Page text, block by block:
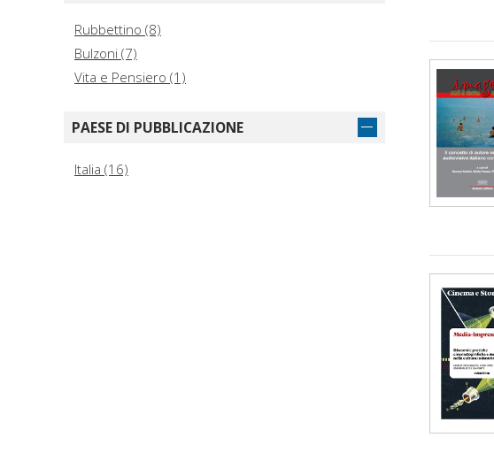
Rubbettino (8)
Bulzoni (7)
Vita e Pensiero (1)
PAESE DI PUBBLICAZIONE
Italia (16)